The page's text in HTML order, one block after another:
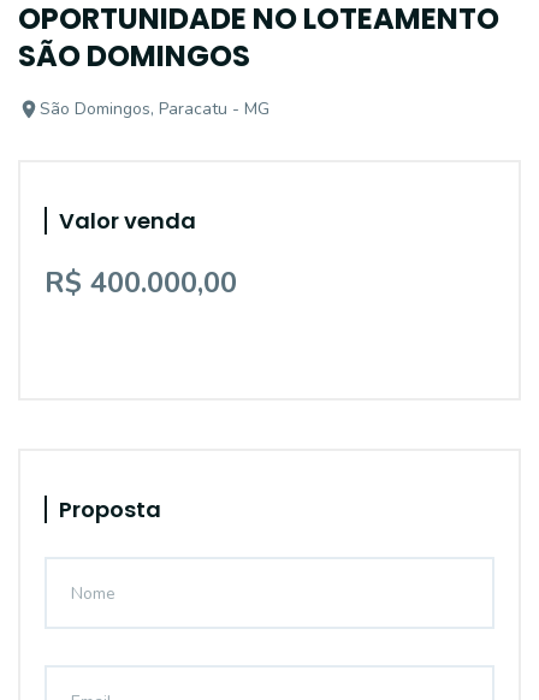
OPORTUNIDADE NO LOTEAMENTO
SÃO DOMINGOS
São Domingos, Paracatu - MG
Valor venda
R$ 400.000,00
Proposta